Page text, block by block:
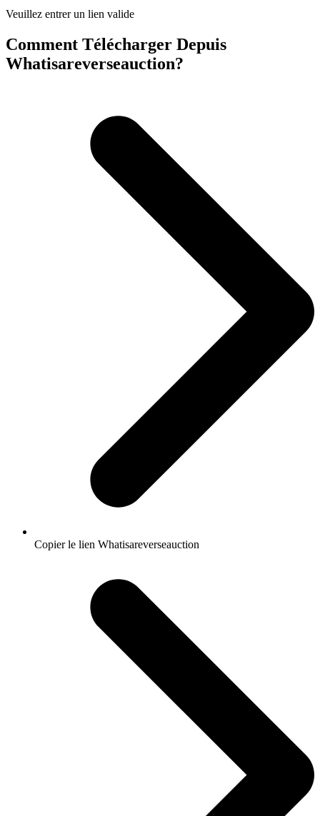
Veuillez entrer un lien valide
Comment Télécharger Depuis
Whatisareverseauction?
Copier le lien Whatisareverseauction